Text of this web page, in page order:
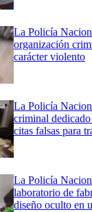
La Policía
organización
carácter violento
La Policía
criminal
citas falsas para
La Policía
laboratorio de
diseño oculto en